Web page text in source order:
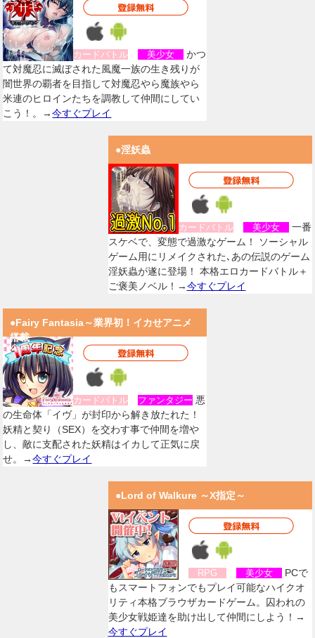
カードバトル 美少女
かつ
て対魔忍に滅ぼされた風魔一族の生き残りが
闇世界の覇者を目指して対魔忍やら魔族やら
米連のヒロインたちを調教して仲間にしてい
こう！。→今すぐプレイ
●淫妖蟲
カードバトル 美少女
一番
スケベで、変態で過激なゲーム！ ソーシャル
ゲーム用にリメイクされた､あの伝説のゲーム
淫妖蟲が遂に登場！ 本格エロカードバトル＋
ご褒美ノベル！→今すぐプレイ
●Fairy Fantasia～業界初！イカせアニメ
搭載
カードバトル ファンタジー 悪
の生命体「イヴ」が封印から解き放たれた！
妖精と契り（SEX）を交わす事で仲間を増や
し、敵に支配された妖精はイカして正気に戻
せ。→今すぐプレイ
●Lord of Walkure ～X指定～
RPG 美少女
PCで
もスマートフォンでもプレイ可能なハイクオ
リティ本格ブラウザカードゲーム。囚われの
美少女戦姫達を助け出して仲間にしよう！→
今すぐプレイ